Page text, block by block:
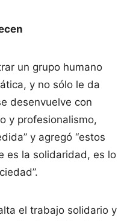
un grupo humano
y no sólo le da
desenvuelve con
y profesionalismo,
y agregó “estos
es la solidaridad, es lo
el trabajo solidario y